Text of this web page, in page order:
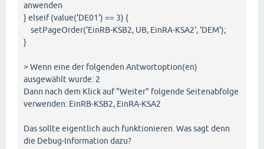
anwenden
} elseif (value('DE01') == 3) {
setPageOrder('EinRB-KSB2, UB, EinRA-KSA2', 'DEM');
}
> Wenn eine der folgenden Antwortoption(en)
ausgewählt wurde: 2
Dann nach dem Klick auf "Weiter" folgende Seitenabfolge
verwenden: EinRB-KSB2, EinRA-KSA2
Das sollte eigentlich auch funktionieren. Was sagt denn
die Debug-Information dazu?